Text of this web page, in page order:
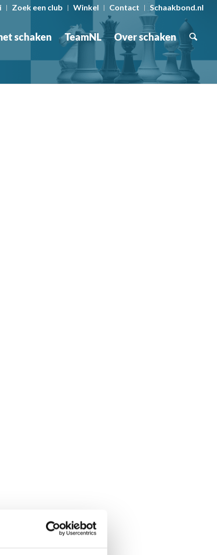
Zoek een club Winkel Contact Schaakbond.nl
schaken TeamNL Over schaken